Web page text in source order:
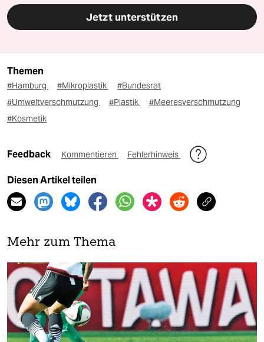
Jetzt unterstützen
Themen
#Hamburg #Mikroplastik
#Bundesrat
#Umweltverschmutzung
#Plastik
#Meeresverschmutzung
#Kosmetik
Feedback Kommentieren Fehlerhinweis
Diesen Artikel teilen
Mehr zum Thema